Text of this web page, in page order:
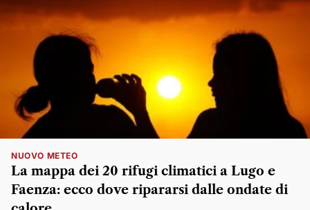
NUOVO METEO
La mappa dei 20 rifugi climatici a Lugo e
Faenza: ecco dove ripararsi dalle ondate di